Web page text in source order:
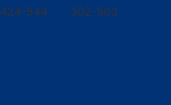
424-544
302-563